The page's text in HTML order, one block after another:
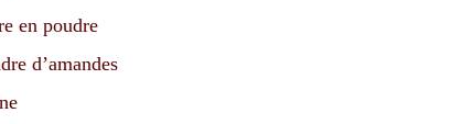
en poudre
d’amandes